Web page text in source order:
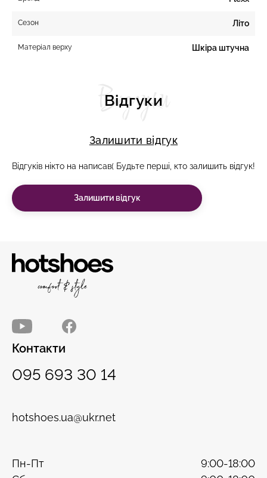
Сезон Літо
Матеріал верху Шкіра штучна
Відгуки
Відгуки
Залишити відгук
Відгуків нікто на написав( Будьте перші, кто залишить відгук!
Залишити відгук
Контакти
095 693 30 14
hotshoes.ua@ukr.net
Пн-Пт
9:00-18:00